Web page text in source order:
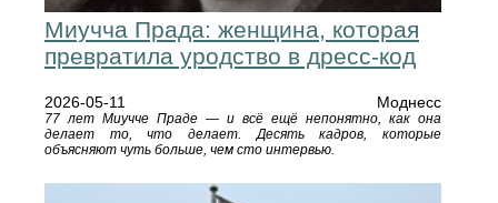
Миучча Прада: женщина, которая
превратила уродство в дресс-код
2026-05-11 Моднесс
77 лет Миучче Праде — и всё ещё непонятно, как она
делает то, что делает. Десять кадров, которые
объясняют чуть больше, чем сто интервью.